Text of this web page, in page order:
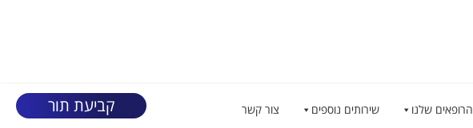
הרופאים שלנו שירותים נוספים צור קשר קביעת תור